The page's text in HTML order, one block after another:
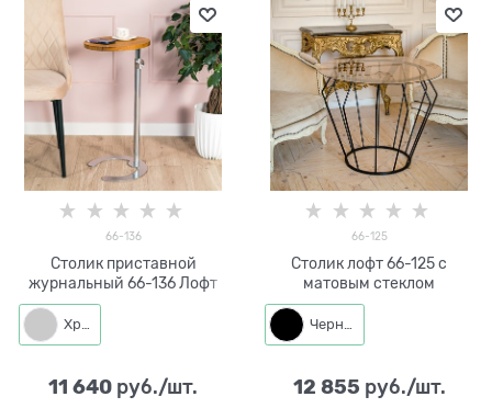
66-136
Столик приставной
журнальный 66-136 Лофт
Хром
11 640 руб./шт.
66-125
Столик лофт 66-125 с
матовым стеклом
Черный
12 855 руб./шт.